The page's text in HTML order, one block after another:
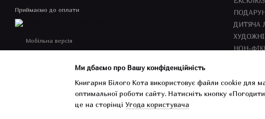
Приймаємо до оплати
Мобільна версія
Інтернет-магазин створений з Хорошоп
ДИТЯЧА
НОН-
Ми дбаємо про Вашу конфіденційність
Книгарня Білого Кота використовує файли cookie для
оптимальної роботи сайту. Натисніть кнопку
це на сторінці Угода користувача